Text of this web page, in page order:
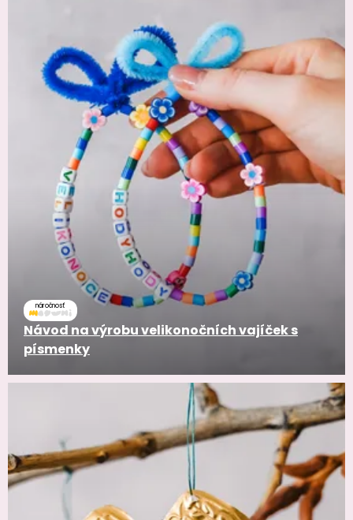
náročnosť
Návod na výrobu velikonočních vajíček s
písmenky